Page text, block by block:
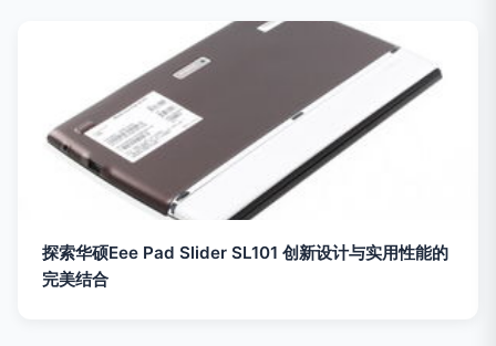
探索华硕Eee Pad Slider SL101 创新设计与实用性能的
完美结合